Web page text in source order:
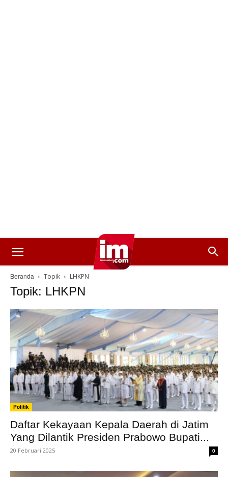
Beranda Topik LHKPN
Topik: LHKPN
Politik
Daftar Kekayaan Kepala Daerah di Jatim
Yang Dilantik Presiden Prabowo Bupati...
20 Februari 2025 0